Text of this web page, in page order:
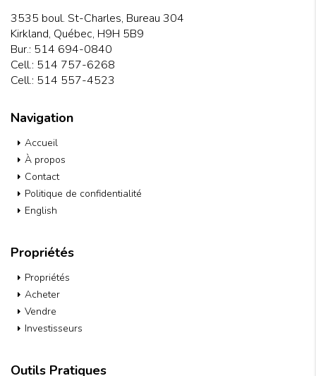
3535 boul. St-Charles, Bureau 304
Kirkland, Québec, H9H 5B9
Bur.: 514 694-0840
Cell.: 514 757-6268
Cell.: 514 557-4523
Navigation
Accueil
À propos
Contact
Politique de confidentialité
English
Propriétés
Propriétés
Acheter
Vendre
Investisseurs
Outils Pratiques